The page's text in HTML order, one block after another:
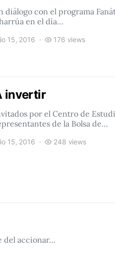
diálogo con el programa
en el día…
15, 2016 176 views
invertir
por el Centro de
de la Bolsa de…
15, 2016 248 views
del accionar…